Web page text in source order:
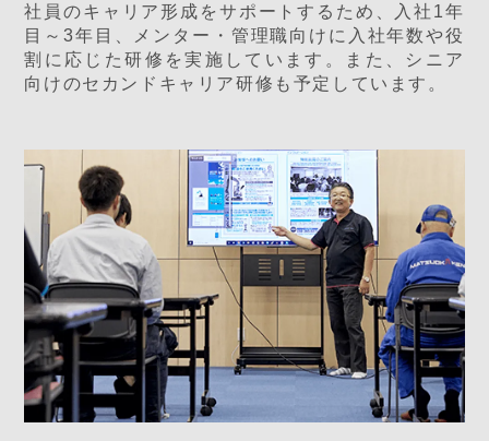
社員のキャリア形成をサポートするため、入社1年
目～3年目、メンター・管理職向けに入社年数や役
割に応じた研修を実施しています。また、シニア
向けのセカンドキャリア研修も予定しています。